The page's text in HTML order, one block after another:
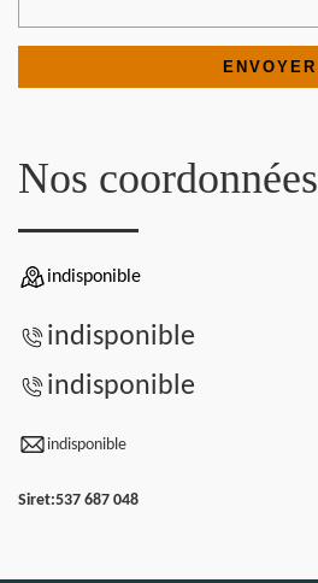
Nos coordonnées
indisponible
indisponible
indisponible
indisponible
Siret:537 687 048